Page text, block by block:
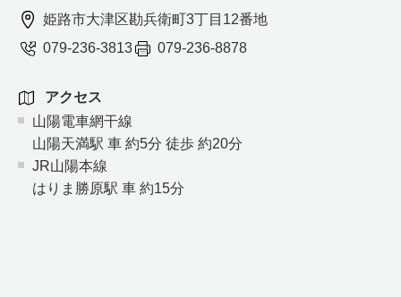
姫路市大津区勘兵衛町3丁目12番地
079-236-3813
079-236-8878
アクセス
山陽電車網干線
山陽天満駅 車 約5分 徒歩 約20分
JR山陽本線
はりま勝原駅 車 約15分